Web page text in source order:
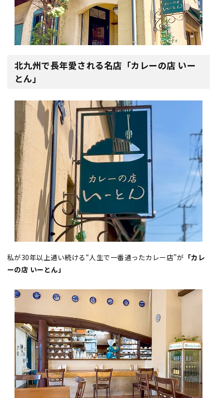
北九州で長年愛される名店「カレーの店 いー
とん」
私が30年以上通い続ける“人生で一番通ったカレー店”が 「カレ
ーの店 いーとん」